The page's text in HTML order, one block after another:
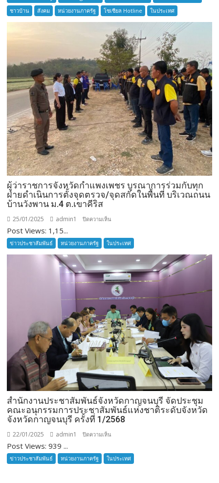
รับ
สมัคร
แล้ว
พล
ทหาร
เป็น
เจ้า
หน้าที่
ดับ
เพลิง
ชาวบ้าน
สังคม หน่วยงานภาครัฐ โซเซียล Hotline ในประเทศ
ผู้ว่าราชการจังหวัดกำแพงเพชร บูรณาการร่วมกับทุก
ฝ่ายดำเนินการตั้งจุดตรวจ/จุดสกัดในพื้นที่ บริเวณถนน
บ้านวังพาน ม.4 ต.เขาคีริส
25/01/2025 admin1 ปิดความเห็น
ว่า
ราชการ
กำแพงเพชร
บูรณ
า
การ
ร่วม
กับ
ทุก
ฝ่าย
ดำเนิน
การ
ตั้ง
จุด
ตรวจ/
จุด
สกัด
บริเวณ
ถนน
Post Views: 1,15...
ข่าวประชาสัมพันธ์ หน่วยงานภาครัฐ ในประเทศ
สำนักงานประชาสัมพันธ์จังหวัดกาญจนบุรี จัดประชุม
คณะอนุกรรมการประชาสัมพันธ์แห่งชาติระดับจังหวัด
จังหวัดกาญจนบุรี ครั้งที่ 1/2568
22/01/2025 admin1 ปิดความเห็น
ประชาสัมพันธ์
จังหวัด
Post Views: 939 ...
ข่าวประชาสัมพันธ์ หน่วยงานภาครัฐ ในประเทศ